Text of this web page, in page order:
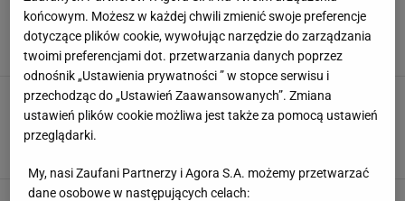
Postaw to przy oknie, a szybko zmienią
kierunek
5 SIERPNIA 2026, 21:07
Sukienka jak z sielskich wakacji pod Toskanią.
Sinsay ma kwiecistą midi, Pepco podobny
końcowym. Możesz w każdej chwili zmienić swoje preferencje
dotyczące plików cookie, wywołując narzędzie do zarządzania
twoimi preferencjami dot. przetwarzania danych poprzez
odnośnik „Ustawienia prywatności ” w stopce serwisu i
przechodząc do „Ustawień Zaawansowanych”. Zmiana
ustawień plików cookie możliwa jest także za pomocą ustawień
przeglądarki.
My, nasi Zaufani Partnerzy i Agora S.A. możemy przetwarzać
dane osobowe w następujących celach: